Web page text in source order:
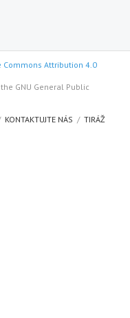
Commons Attribution 4.0
GNU General Public
KONTAKTUJTE NÁS TIRÁŽ